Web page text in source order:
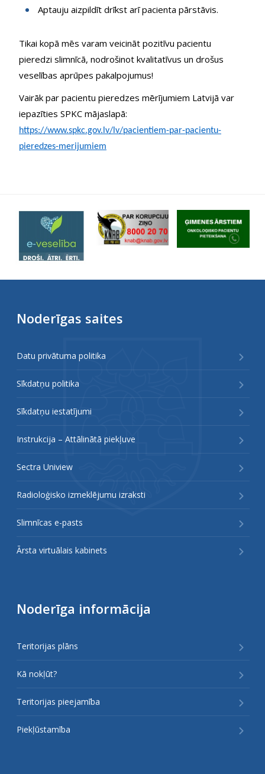
Aptauju aizpildīt drīkst arī pacienta pārstāvis.
Tikai kopā mēs varam veicināt pozitīvu pacientu
pieredzi slimnīcā, nodrošinot kvalitatīvus un drošus
veselības aprūpes pakalpojumus!
Vairāk par pacientu pieredzes mērījumiem Latvijā var
iepazīties SPKC mājaslapā:
https://www.spkc.gov.lv/lv/pacientiem-par-pacientu-
pieredzes-merijumiem
Noderīgas saites
Datu privātuma politika
Sīkdatņu politika
Sīkdatņu iestatījumi
Instrukcija – Attālinātā piekļuve
Sectra Uniview
Radioloģisko izmeklējumu izraksti
Slimnīcas e-pasts
Ārsta virtuālais kabinets
Noderīga informācija
Teritorijas plāns
Kā nokļūt?
Teritorijas pieejamība
Piekļūstamība